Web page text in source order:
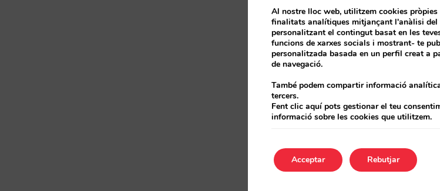
Al nostre lloc web, utilitzem cookies pròpies
finalitats analítiques mitjançant l'anàlisi del
personalitzant el contingut basat en les
funcions de xarxes socials i mostrant- te
personalitzada basada en un perfil creat a
de navegació.
També podem compartir informació
tercers.
Fent clic aquí pots gestionar el teu
informació sobre les cookies que utilitzem.
Acceptar Rebutjar